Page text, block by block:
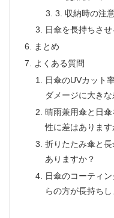
3. 収納時の注
日傘を長持ちさ
まとめ
よくある質問
日傘のUVカット
ダメージに大き
晴雨兼用傘と日
性に差はあります
折りたたみ傘と
ありますか？
日傘のコーティ
らの方が長持ちし